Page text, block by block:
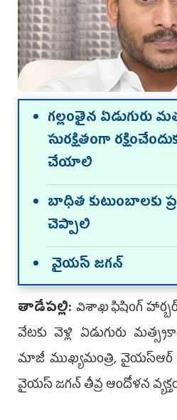
గల్లంతైన ఏడుగురు
సురక్షితంగా
చేయాలి
బాధిత కుటుంబాలకు
చెప్పాలి
వైయస్‌ జగన్‌
తాడేప‌ల్లి: విశాఖ ఫిషింగ్‌
వేటకు వెళ్లి ఏడుగురు
మాజీ ముఖ్యమంత్రి, వైయ‌స్ఆర్‌
వైయస్‌ జగన్‌ తీవ్ర ఆందోళన